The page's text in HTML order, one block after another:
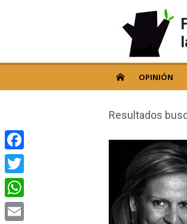
OPINIÓN
Resultados
Facebook
Twitter
WhatsApp